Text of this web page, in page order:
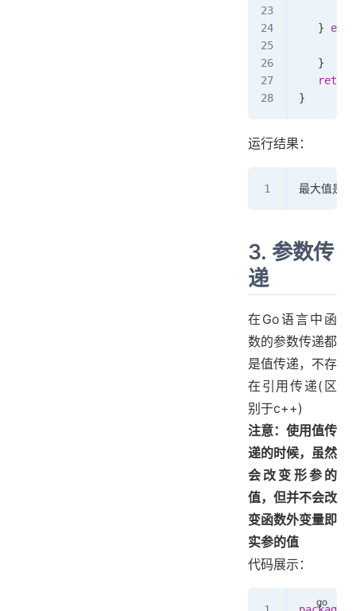
   }
else
   }
   return
}
运行结果：
最大值是
3. 参数传
递
在Go语言中函
数的参数传递都
是值传递，不存
在引用传递(区
别于c++)
注意：使用值传
递的时候，虽然
会改变形参的
值，但并不会改
变函数外变量即
实参的值
代码展示：